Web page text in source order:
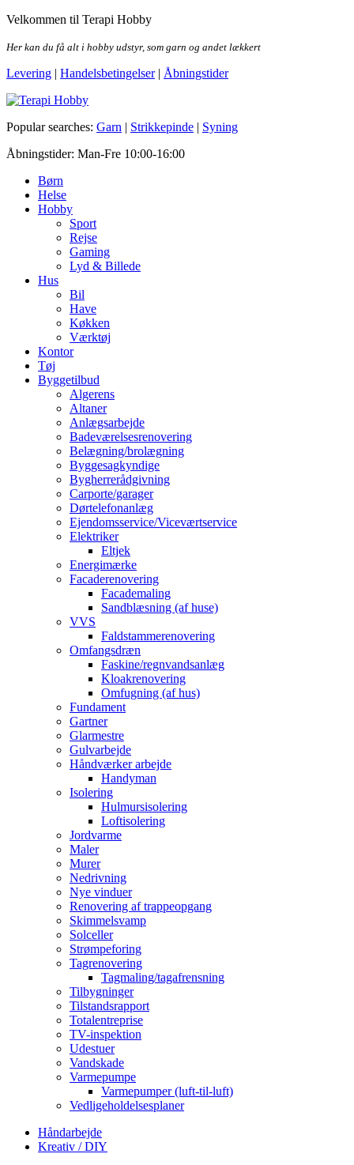
Skip
the
Velkommen til Terapi Hobby
Her kan du få alt i hobby udstyr, som garn og andet lækkert
Levering | Handelsbetingelser| Åbningstider
Terapi Hobby
Popular searches: Garn | Strikkepinde | Syning
Åbningstider: Man-Fre 10:00-16:00
Børn
Helse
Hobby
Sport
Rejse
Gaming
Lyd & Billede
Hus
Bil
Have
Køkken
Værktøj
Kontor
Tøj
Byggetilbud
Algerens
Altaner
Anlægsarbejde
Badeværelsesrenovering
Belægning/brolægning
Byggesagkyndige
Bygherrerådgivning
Carporte/garager
Dørtelefonanlæg
Ejendomsservice/Viceværtservice
Elektriker
Eltjek
Energimærke
Facaderenovering
Facademaling
Sandblæsning (af huse)
VVS
Faldstammerenovering
Omfangsdræn
Faskine/regnvandsanlæg
Kloakrenovering
Omfugning (af hus)
Fundament
Gartner
Glarmestre
Gulvarbejde
Håndværker arbejde
Handyman
Isolering
Hulmursisolering
Loftisolering
Jordvarme
Maler
Murer
Nedrivning
Nye vinduer
Renovering af trappeopgang
Skimmelsvamp
Solceller
Strømpeforing
Tagrenovering
Tagmaling/tagafrensning
Tilbygninger
Tilstandsrapport
Totalentreprise
TV-inspektion
Udestuer
Vandskade
Varmepumpe
Varmepumper (luft-til-luft)
Vedligeholdelsesplaner
Håndarbejde
Kreativ / DIY